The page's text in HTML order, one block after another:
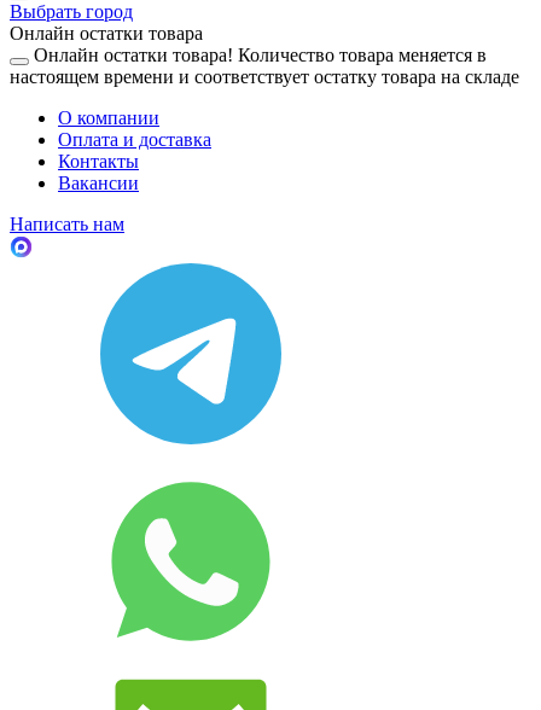
Выбрать город
Онлайн остатки товара
Онлайн остатки товара! Количество товара меняется в
настоящем времени и соответствует остатку товара на складе
О компании
Оплата и доставка
Контакты
Вакансии
Написать нам